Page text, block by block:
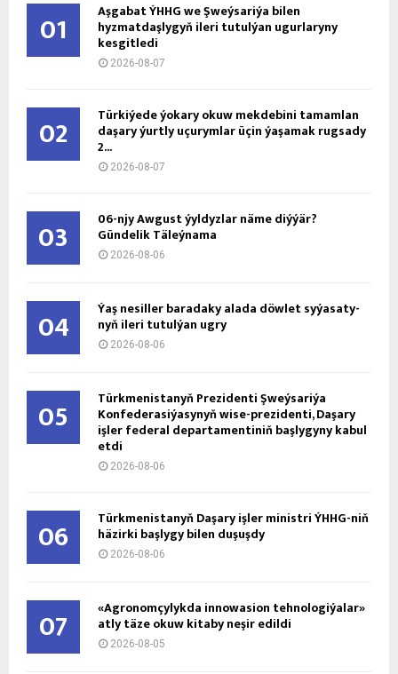
01 Aşgabat ÝHHG we Şweýsariýa bilen
hyzmatdaşlygyň ileri tutulýan ugurlaryny
kesgitledi
2026-08-07
02 Türkiýede ýokary okuw mekdebini tamamlan
daşary ýurtly uçurymlar üçin ýaşamak rugsady
2...
2026-08-07
03 06-njy Awgust ýyldyzlar näme diýýär?
Gündelik Täleýnama
2026-08-06
04 Ýaş ne­sil­ler ba­ra­da­ky ala­da döw­let sy­ýa­sa­ty­
nyň ile­ri tu­tul­ýan ug­ry
2026-08-06
05 Türkmenistanyň Prezidenti Şweýsariýa
Konfederasiýasynyň wise-prezidenti, Daşary
işler federal departamentiniň başlygyny kabul
etdi
2026-08-06
06 Türkmenistanyň Daşary işler ministri ÝHHG-niň
häzirki başlygy bilen duşuşdy
2026-08-06
07 «Agronomçylykda innowasion tehnologiýalar»
atly täze okuw kitaby neşir edildi
2026-08-05